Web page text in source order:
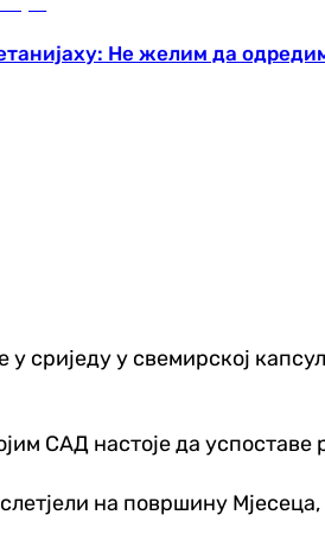
Не желим да
сриједу у свемирској
САД настоје да успоставе
на површину